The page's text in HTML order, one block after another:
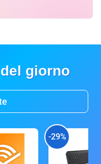
giorno
-29%